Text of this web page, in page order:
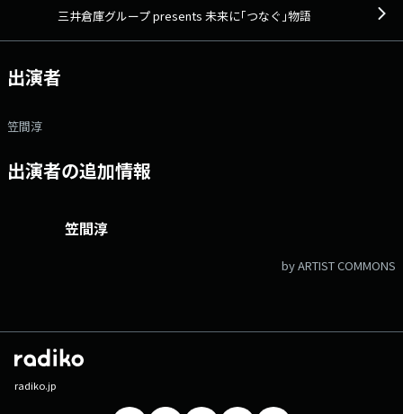
三井倉庫グループ presents 未来に｢つなぐ｣物語
出演者
笠間淳
出演者の追加情報
笠間淳
by ARTIST COMMONS
radiko.jp